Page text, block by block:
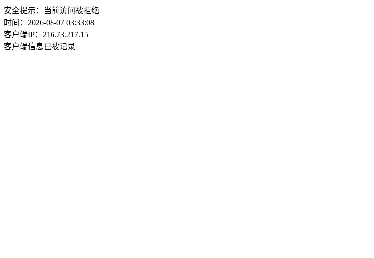
安全提示：当前访问被拒绝
时间：2026-08-07 03:33:08
客户端IP：216.73.217.15
客户端信息已被记录